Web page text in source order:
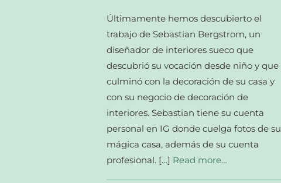
Últimamente hemos descubierto el
trabajo de Sebastian Bergstrom, un
diseñador de interiores sueco que
descubrió su vocación desde niño y que
culminó con la decoración de su casa y
con su negocio de decoración de
interiores. Sebastian tiene su cuenta
personal en IG donde cuelga fotos de su
mágica casa, además de su cuenta
profesional. […] Read more…